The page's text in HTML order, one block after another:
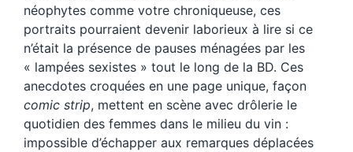
néophytes comme votre chroniqueuse, ces
portraits pourraient devenir laborieux à lire si ce
n’était la présence de pauses ménagées par les
« lampées sexistes » tout le long de la BD. Ces
anecdotes croquées en une page unique, façon
comic strip, mettent en scène avec drôlerie le
quotidien des femmes dans le milieu du vin :
impossible d’échapper aux remarques déplacées